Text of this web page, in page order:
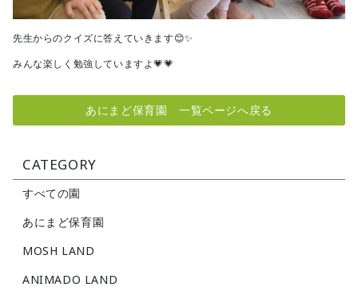
先生からのクイズに答えていきます😊✨
みんな楽しく勉強していますよ💗💗
あにまど保育園 一覧ページへ戻る
CATEGORY
すべての園
あにまど保育園
MOSH LAND
ANIMADO LAND